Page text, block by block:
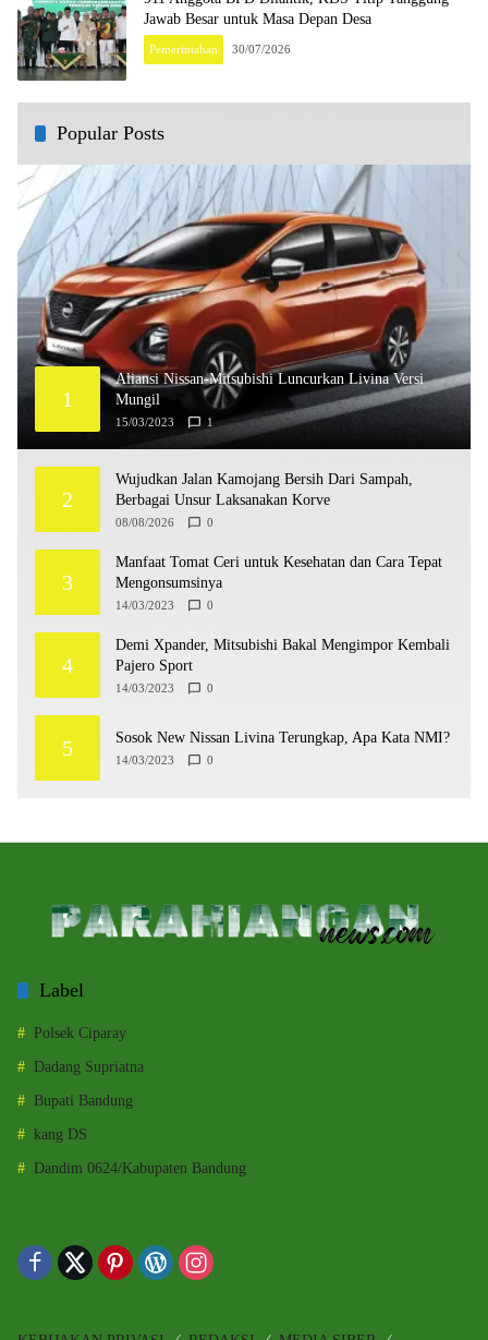
Jawab Besar untuk Masa Depan Desa
Pemerintahan 30/07/2026
Popular Posts
1
Aliansi Nissan-Mitsubishi Luncurkan Livina Versi
Mungil
15/03/2023 1
2
Wujudkan Jalan Kamojang Bersih Dari Sampah,
Berbagai Unsur Laksanakan Korve
08/08/2026 0
3
Manfaat Tomat Ceri untuk Kesehatan dan Cara Tepat
Mengonsumsinya
14/03/2023 0
4
Demi Xpander, Mitsubishi Bakal Mengimpor Kembali
Pajero Sport
14/03/2023 0
5 Sosok New Nissan Livina Terungkap, Apa Kata NMI?
14/03/2023 0
Label
Polsek Ciparay
Dadang Supriatna
Bupati Bandung
kang DS
Dandim 0624/Kabupaten Bandung